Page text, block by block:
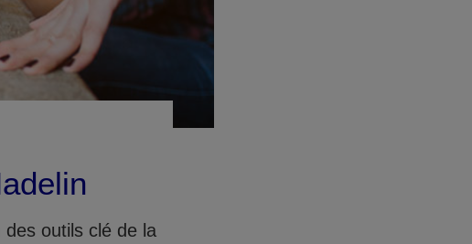
des outils clé de la